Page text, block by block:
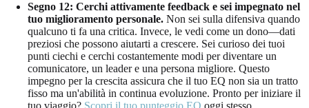
Segno 12: Cerchi attivamente feedback e sei impegnato nel
tuo miglioramento personale. Non sei sulla difensiva quando
qualcuno ti fa una critica. Invece, le vedi come un dono—dati
preziosi che possono aiutarti a crescere. Sei curioso dei tuoi
punti ciechi e cerchi costantemente modi per diventare un
comunicatore, un leader e una persona migliore. Questo
impegno per la crescita assicura che il tuo EQ non sia un tratto
fisso ma un'abilità in continua evoluzione. Pronto per iniziare il